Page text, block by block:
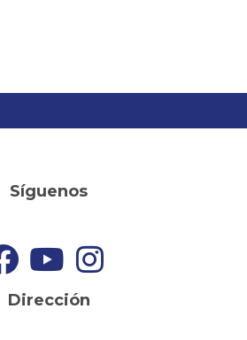
Síguenos
Dirección